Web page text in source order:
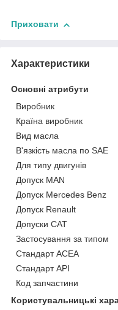
Приховати
Характеристики
Основні атрибути
Виробник
Країна виробник
Вид масла
В'язкість масла по SAE
Для типу двигунів
Допуск MAN
Допуск Mercedes Benz
Допуск Renault
Допуски CAT
Застосування за типом
Стандарт ACEA
Стандарт API
Код запчастини
Користувальницькі